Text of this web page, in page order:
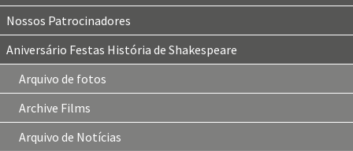
Nossos Patrocinadores
Aniversário Festas História de Shakespeare
Arquivo de fotos
Archive Films
Arquivo de Notícias